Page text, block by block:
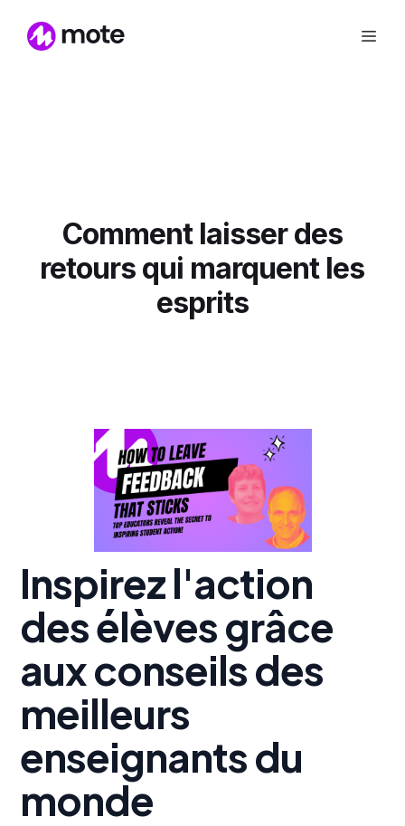
Comment laisser des
retours qui marquent les
esprits
Inspirez l'action
des élèves grâce
aux conseils des
meilleurs
enseignants du
monde